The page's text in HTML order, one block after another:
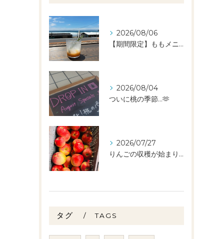
2026/08/06
【期間限定】ももメニュー🍑スタートしました✨️
2026/08/04
ついに桃の季節…🫶
2026/07/27
りんごの収穫が始まりました🧑‍🌾🍎
タグ TAGS